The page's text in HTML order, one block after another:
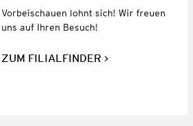
Vorbeischauen lohnt sich! Wir freuen
uns auf Ihren Besuch!
ZUM FILIALFINDER